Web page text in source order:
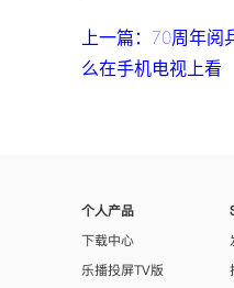
上一篇：70周年
么在手机电视上看
个人产品
下载中心
乐播投屏TV版